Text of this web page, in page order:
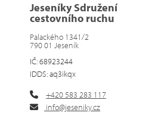
Jeseníky Sdružení
cestovního ruchu
Palackého 1341/2
790 01 Jeseník
IČ: 68923244
IDDS: aq3ikqx
+420 583 283 117
info@jeseniky.cz